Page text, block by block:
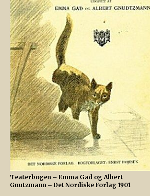
Teaterbogen – Emma Gad og Albert
Gnutzmann – Det Nordiske Forlag 1901